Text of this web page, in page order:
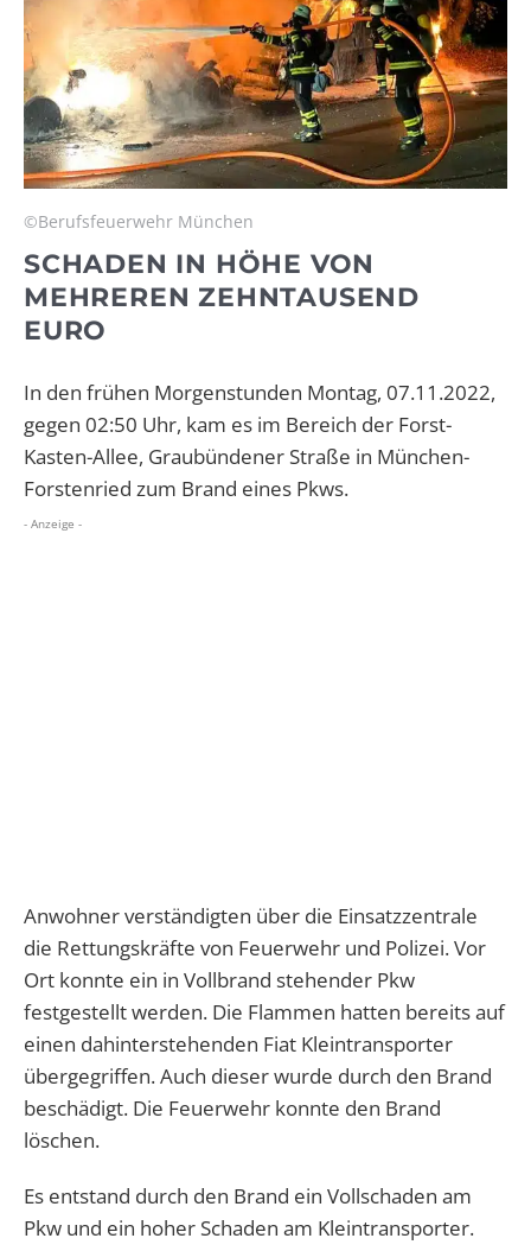
©Berufsfeuerwehr München
SCHADEN IN HÖHE VON
MEHREREN ZEHNTAUSEND
EURO
In den frühen Morgenstunden Montag, 07.11.2022,
gegen 02:50 Uhr, kam es im Bereich der Forst-
Kasten-Allee, Graubündener Straße in München-
Forstenried zum Brand eines Pkws.
- Anzeige -
Anwohner verständigten über die Einsatzzentrale
die Rettungskräfte von Feuerwehr und Polizei. Vor
Ort konnte ein in Vollbrand stehender Pkw
festgestellt werden. Die Flammen hatten bereits auf
einen dahinterstehenden Fiat Kleintransporter
übergegriffen. Auch dieser wurde durch den Brand
beschädigt. Die Feuerwehr konnte den Brand
löschen.
Es entstand durch den Brand ein Vollschaden am
Pkw und ein hoher Schaden am Kleintransporter.